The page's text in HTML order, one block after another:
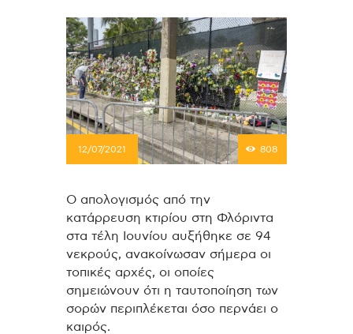
12/07/2021 808
Ο απολογισμός από την
κατάρρευση κτιρίου στη Φλόριντα
στα τέλη Ιουνίου αυξήθηκε σε 94
νεκρούς, ανακοίνωσαν σήμερα οι
τοπικές αρχές, οι οποίες
σημειώνουν ότι η ταυτοποίηση των
σορών περιπλέκεται όσο περνάει ο
καιρός.